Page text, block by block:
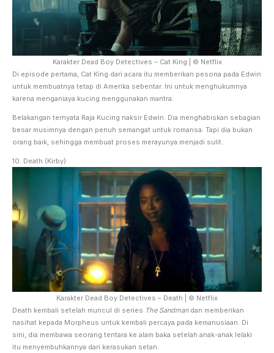
Karakter Dead Boy Detectives – Cat King | © Netflix
Di episode pertama, Cat King dari acara itu memberikan pesona pada Edwin
untuk membuatnya tetap di Amerika sebentar. Ini untuk menghukumnya
karena menganiaya kucing menggunakan mantra.
Belakangan ternyata Raja Kucing naksir Edwin. Dia menghabiskan sebagian
besar musimnya dengan penuh semangat untuk romansa. Tapi dia bukan
orang baik, sehingga membuat proses merayunya menjadi sulit.
10. Death (Kirby)
Karakter Dead Boy Detectives – Death | © Netflix
Death kembali setelah muncul di series The Sandmandan memberikan
nasihat kepada Morpheus untuk kembali percaya pada kemanusiaan. Di
sini, dia membawa seorang tentara ke alam baka setelah anak-anak lelaki
itu menyembuhkannya dari kerasukan setan.